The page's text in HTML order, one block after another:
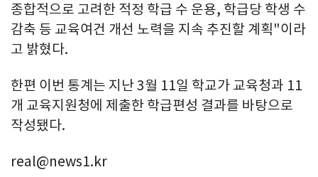
종합적으로 고려한 적정 학급 수 운용, 학급당 학생 수
감축 등 교육여건 개선 노력을 지속 추진할 계획"이라
고 밝혔다.
한편 이번 통계는 지난 3월 11일 학교가 교육청과 11
개 교육지원청에 제출한 학급편성 결과를 바탕으로
작성됐다.
real@news1.kr